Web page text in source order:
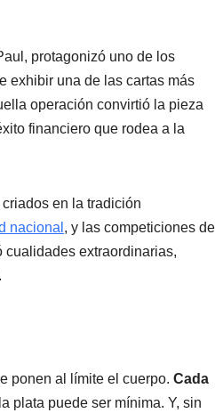
protagonizó uno de los
exhibir una de las cartas más
operación convirtió la pieza
financiero que rodea a la
en la tradición
nacional , y las competiciones de
cualidades extraordinarias,
ponen al límite el cuerpo. Cada
plata puede ser mínima. Y, sin